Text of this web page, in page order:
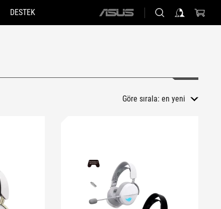
DESTEK
ASUS
Göre sırala: en yeni